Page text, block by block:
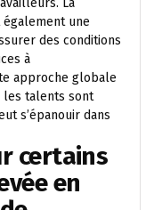
La
une
des conditions
à
approche globale
les talents sont
s’épanouir dans
certains
en